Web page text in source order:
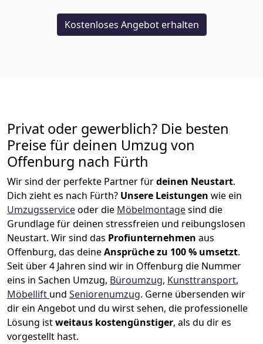
Kostenloses Angebot erhalten
Privat oder gewerblich? Die besten
Preise für deinen Umzug von
Offenburg nach Fürth
Wir sind der perfekte Partner fürdeinen Neustart.
Dich zieht es nach Fürth? Unsere Leistungen wie ein
Umzugsserviceoder die Möbelmontagesind die
Grundlage für deinen stressfreien und reibungslosen
Neustart. Wir sind das Profiunternehmen aus
Offenburg, das deineAnsprüche zu 100 % umsetzt.
Seit über 4 Jahren sind wir in Offenburg die Nummer
eins in Sachen Umzug, Büroumzug, Kunsttransport,
Möbellift und Seniorenumzug. Gerne übersenden wir
dir ein Angebot und du wirst sehen, die professionelle
Lösung istweitaus kostengünstiger, als du dir es
vorgestellt hast.